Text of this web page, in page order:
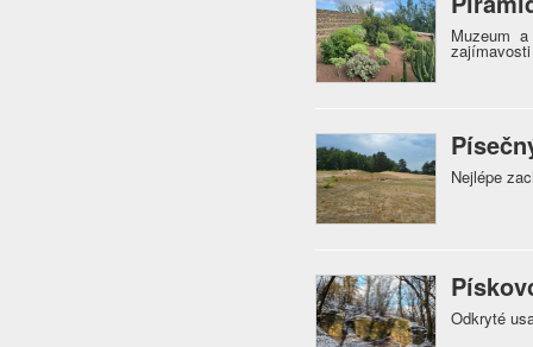
Muzeum
Nejlépe
Odkryté